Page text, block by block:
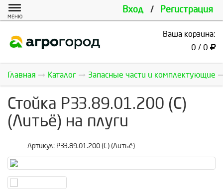
Вход / Регистрация
МЕНЮ
Ваша корзина:
0 / 0
Главная Каталог Запасные части и комплектующие
Стойка РЗЗ.89.01.200 (С)
(Литьё) на плуги
Артикул: РЗЗ.89.01.200 (С) (Литьё)